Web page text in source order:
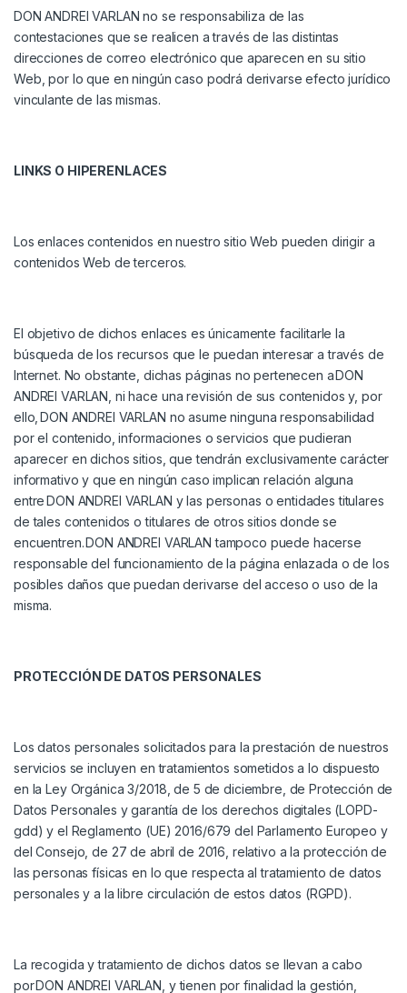
DON ANDREI VARLAN no se responsabiliza de las
contestaciones que se realicen a través de las distintas
direcciones de correo electrónico que aparecen en su sitio
Web, por lo que en ningún caso podrá derivarse efecto jurídico
vinculante de las mismas.
LINKS O HIPERENLACES
Los enlaces contenidos en nuestro sitio Web pueden dirigir a
contenidos Web de terceros.
El objetivo de dichos enlaces es únicamente facilitarle la
búsqueda de los recursos que le puedan interesar a través de
Internet. No obstante, dichas páginas no pertenecen aDON
ANDREI VARLAN , ni hace una revisión de sus contenidos y, por
ello,DON ANDREI VARLAN no asume ninguna responsabilidad
por el contenido, informaciones o servicios que pudieran
aparecer en dichos sitios, que tendrán exclusivamente carácter
informativo y que en ningún caso implican relación alguna
entreDON ANDREI VARLAN y las personas o entidades titulares
de tales contenidos o titulares de otros sitios donde se
encuentren.DON ANDREI VARLAN tampoco puede hacerse
responsable del funcionamiento de la página enlazada o de los
posibles daños que puedan derivarse del acceso o uso de la
misma.
PROTECCIÓN DE DATOS PERSONALES
Los datos personales solicitados para la prestación de nuestros
servicios se incluyen en tratamientos sometidos a lo dispuesto
en la Ley Orgánica 3/2018, de 5 de diciembre, de Protección de
Datos Personales y garantía de los derechos digitales (LOPD-
gdd) y el Reglamento (UE) 2016/679 del Parlamento Europeo y
del Consejo, de 27 de abril de 2016, relativo a la protección de
las personas físicas en lo que respecta al tratamiento de datos
personales y a la libre circulación de estos datos (RGPD).
La recogida y tratamiento de dichos datos se llevan a cabo
porDON ANDREI VARLAN , y tienen por finalidad la gestión,